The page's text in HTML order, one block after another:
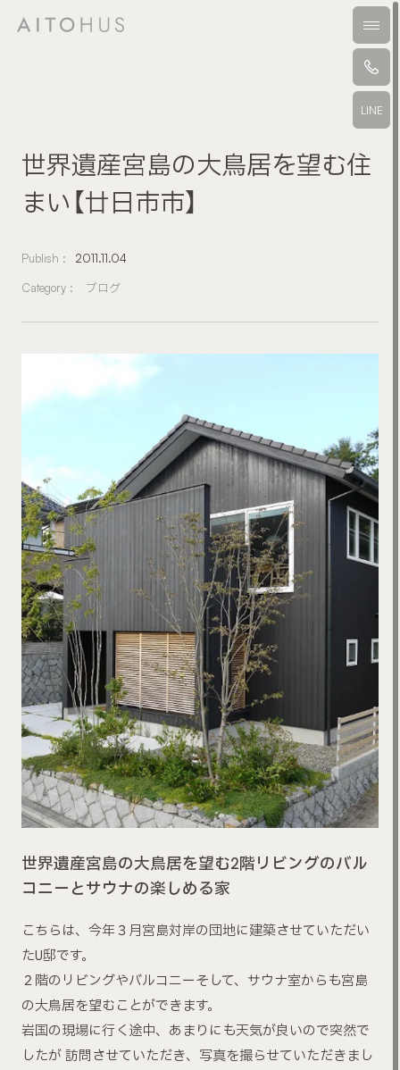
メ
LINE
世界遺産宮島の大鳥居を望む住
まい【廿日市市】
Publish : 2011.11.04
Category : ブログ
世界遺産宮島の大鳥居を望む2階リビングのバル
コニーとサウナの楽しめる家
こちらは、今年３月宮島対岸の団地に建築させていただい
たU邸です。
２階のリビングやバルコニーそして、サウナ室からも宮島
の大鳥居を望むことができます。
岩国の現場に行く途中、あまりにも天気が良いので突然で
したが 訪問させていただき、写真を撮らせていただきまし